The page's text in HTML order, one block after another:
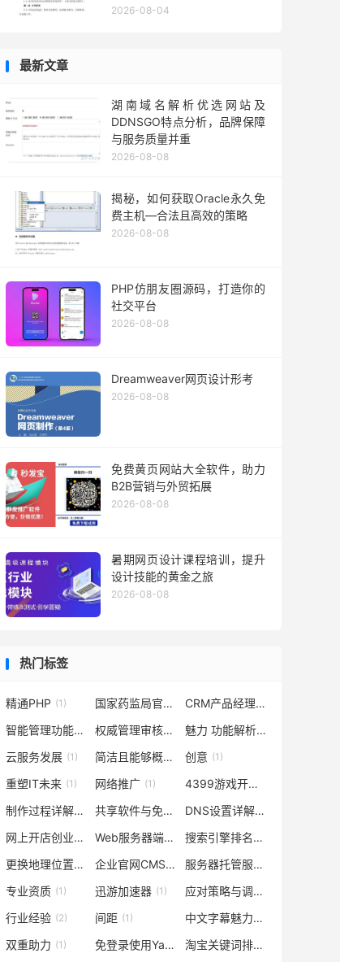
2026-08-04
最新文章
湖南域名解析优选网站及
DDNSGO特点分析，品牌保障
与服务质量并重
2026-08-08
揭秘，如何获取Oracle永久免
费主机—合法且高效的策略
2026-08-08
PHP仿朋友圈源码，打造你的
社交平台
2026-08-08
Dreamweaver网页设计形考
2026-08-08
免费黄页网站大全软件，助力
B2B营销与外贸拓展
2026-08-08
暑期网页设计课程培训，提升
设计技能的黄金之旅
2026-08-08
热门标签
精通PHP (1) 国家药监局官网查询 (1) CRM产品经理薪资范围
智能管理功能
(1) 权威管理审核
(1)
魅力 功能解析 便捷性 实时性 互动性
云服务发展 (1) 简洁且能够概括文章的主要内容 创意 (1)
重塑IT未来 (1) 网络推广 (1) 4399游戏开发者
制作过程详解
(1) 共享软件与免费使用自由度 (1) DNS设置详解与配置步骤
网上开店创业课程 (1) Web服务器端口 (1) 搜索引擎排名提升
更换地理位置
(1) 企业官网CMS管理系统 (1) 服务器托管服务
专业资质 (1) 迅游加速器 (1) 应对策略与调整优化推广策略
行业经验 (2) 间距 (1) 中文字幕魅力
(1)
双重助力 (1) 免登录使用Yandex (1) 淘宝关键词排名消失原因